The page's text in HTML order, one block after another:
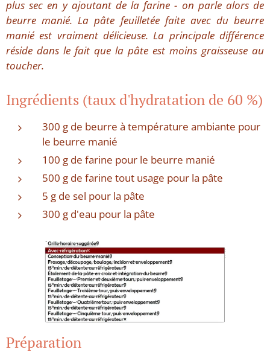
plus sec en y ajoutant de la farine - on parle alors de
beurre manié. La pâte feuilletée faite avec du beurre
manié est vraiment délicieuse. La principale différence
réside dans le fait que la pâte est moins graisseuse au
toucher.
Ingrédients (taux d'hydratation de 60 %)
300 g de beurre à température ambiante pour
le beurre manié
100 g de farine pour le beurre manié
500 g de farine tout usage pour la pâte
5 g de sel pour la pâte
300 g d'eau pour la pâte
Préparation